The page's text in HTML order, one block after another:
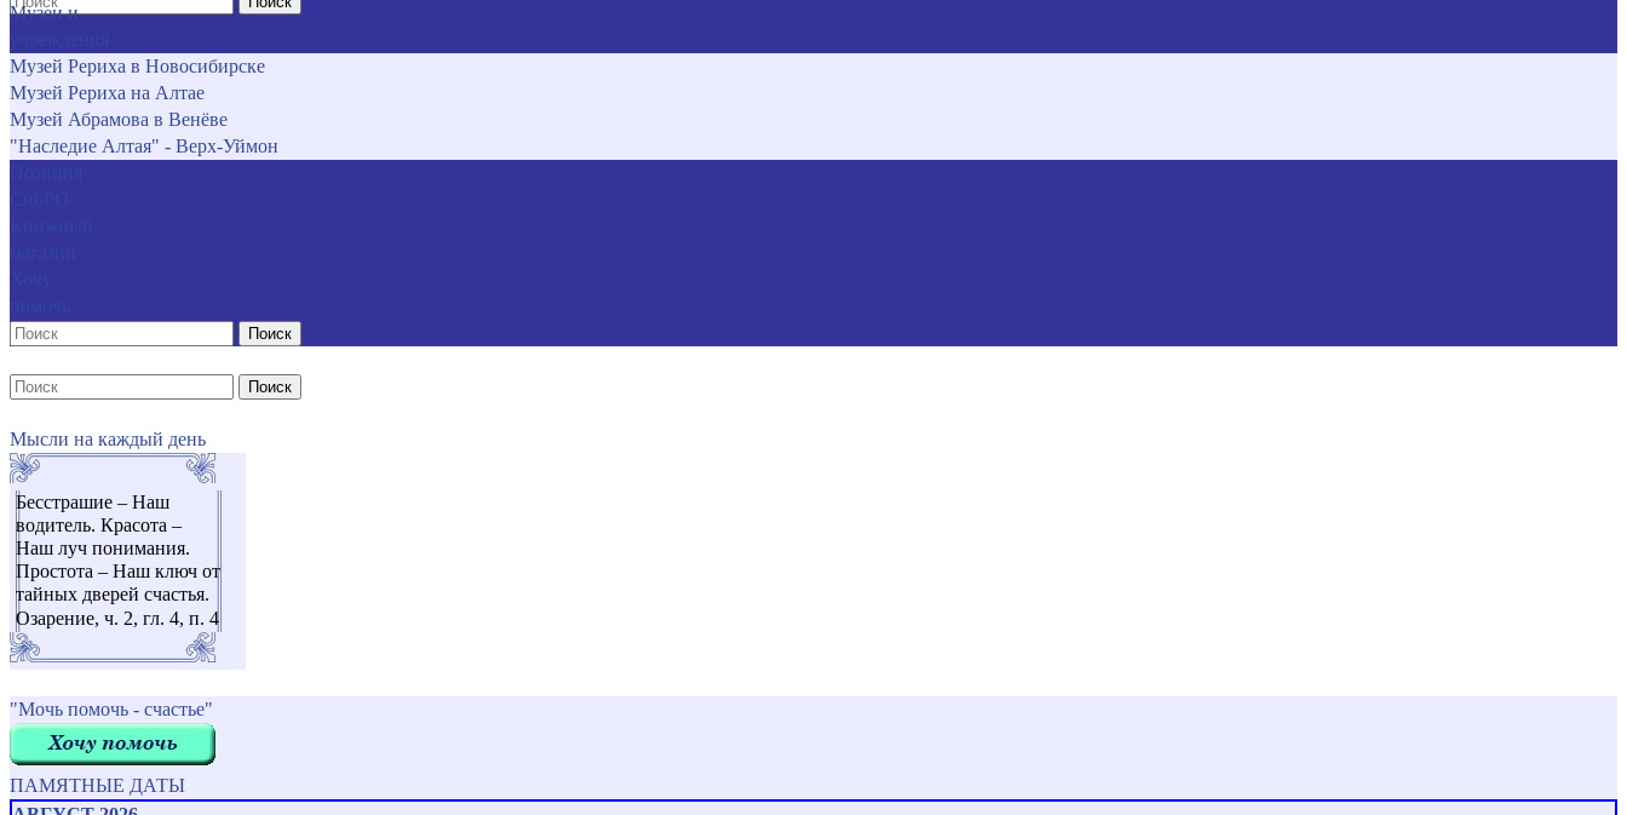
Музеи и
Музей Рериха в Новосибирске
Музей Рериха на Алтае
Музей Абрамова в Венёве
"Наследие Алтая" - Верх-Уймон
Поиск
Поиск
Мысли на каждый день
Бесстрашие – Наш
водитель. Красота –
Наш луч понимания.
Простота – Наш ключ от
тайных дверей счастья.
Озарение, ч. 2, гл. 4, п. 4
"Мочь помочь - счастье"
ПАМЯТНЫЕ ДАТЫ